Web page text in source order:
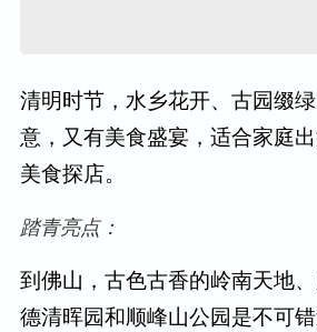
清明时节，水乡花开、古园缀
意，又有美食盛宴，适合家庭出
美食探店。
踏青亮点：
到佛山，古色古香的岭南天地
德清晖园和顺峰山公园是不可